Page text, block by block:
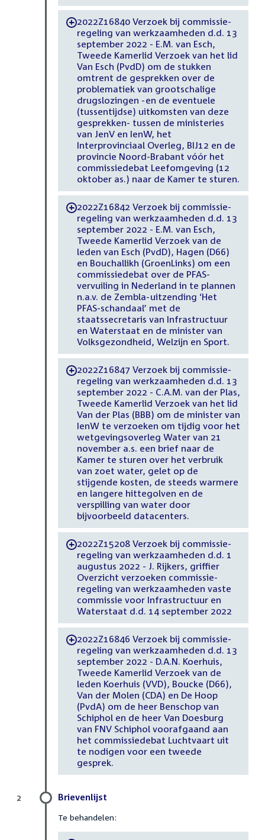
-2022Z16840 Verzoek bij commissie-
regeling van werkzaamheden d.d. 13
september 2022 - E.M. van Esch,
Tweede Kamerlid Verzoek van het lid
Van Esch (PvdD) om de stukken
omtrent de gesprekken over de
problematiek van grootschalige
drugslozingen -en de eventuele
(tussentijdse) uitkomsten van deze
gesprekken- tussen de ministeries
van JenV en IenW, het
Interprovinciaal Overleg, BIJ12 en de
provincie Noord-Brabant vóór het
commissiedebat Leefomgeving (12
oktober as.) naar de Kamer te sturen.
-2022Z16842 Verzoek bij commissie-
regeling van werkzaamheden d.d. 13
september 2022 - E.M. van Esch,
Tweede Kamerlid Verzoek van de
leden van Esch (PvdD), Hagen (D66)
en Bouchallikh (GroenLinks) om een
commissiedebat over de PFAS-
vervuiling in Nederland in te plannen
n.a.v. de Zembla-uitzending ‘Het
PFAS-schandaal’ met de
staatssecretaris van Infrastructuur
en Waterstaat en de minister van
Volksgezondheid, Welzijn en Sport.
-2022Z16847 Verzoek bij commissie-
regeling van werkzaamheden d.d. 13
september 2022 - C.A.M. van der Plas,
Tweede Kamerlid Verzoek van het lid
Van der Plas (BBB) om de minister van
IenW te verzoeken om tijdig voor het
wetgevingsoverleg Water van 21
november a.s. een brief naar de
Kamer te sturen over het verbruik
van zoet water, gelet op de
stijgende kosten, de steeds warmere
en langere hittegolven en de
verspilling van water door
bijvoorbeeld datacenters.
-2022Z15208 Verzoek bij commissie-
regeling van werkzaamheden d.d. 1
augustus 2022 - J. Rijkers, griffier
Overzicht verzoeken commissie-
regeling van werkzaamheden vaste
commissie voor Infrastructuur en
Waterstaat d.d. 14 september 2022
-2022Z16846 Verzoek bij commissie-
regeling van werkzaamheden d.d. 13
september 2022 - D.A.N. Koerhuis,
Tweede Kamerlid Verzoek van de
leden Koerhuis (VVD), Boucke (D66),
Van der Molen (CDA) en De Hoop
(PvdA) om de heer Benschop van
Schiphol en de heer Van Doesburg
van FNV Schiphol voorafgaand aan
het commissiedebat Luchtvaart uit
te nodigen voor een tweede
gesprek.
Brievenlijst
Te behandelen:
2